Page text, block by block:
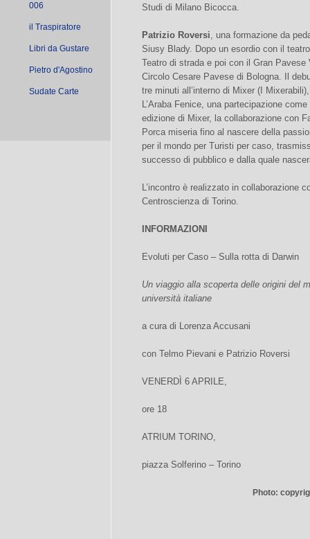
006
il Traspiratore
Libri da Gustare
Pietro d'Agostino
Sudate Carte
Studi di Milano Bicocca.
Patrizio Roversi, una formazione da
Siusy Blady. Dopo un esordio con il
Teatro di strada e poi con il Gran
Circolo Cesare Pavese di Bologna. Il
tre minuti all’interno di Mixer (I
L’Araba Fenice, una partecipazione
edizione di Mixer, la collaborazione con
Porca miseria fino al nascere della
per il mondo per Turisti per caso,
successo di pubblico e dalla quale
L’incontro è realizzato in collaborazione
Centroscienza di Torino.
INFORMAZIONI
Evoluti per Caso – Sulla rotta di Darwin
Un viaggio alla scoperta delle origini del
università italiane
a cura di Lorenza Accusani
con Telmo Pievani e Patrizio Roversi
VENERDÌ 6 APRILE,
ore 18
ATRIUM TORINO,
piazza Solferino – Torino
Photo: